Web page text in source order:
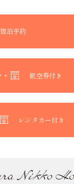
宿泊予約
航空券付き
レンタカー付き